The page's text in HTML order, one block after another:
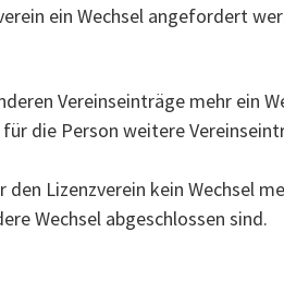
ein Wechsel angefordert
Vereinseinträge mehr ein
die Person weitere
Lizenzverein kein Wechsel
Wechsel abgeschlossen sind.